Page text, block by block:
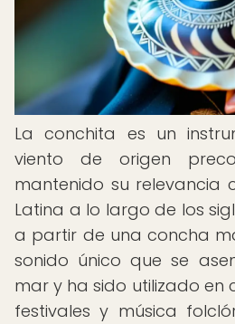
La conchita es un
viento de origen
mantenido su relevancia
Latina a lo largo de los
a partir de una concha
sonido único que se
mar y ha sido utilizado en
festivales y música